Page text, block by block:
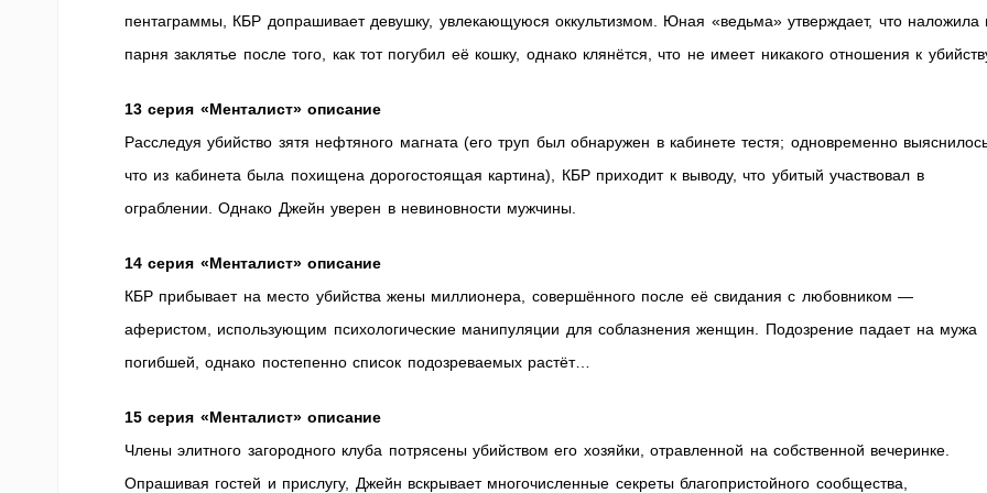
пентаграммы, КБР допрашивает девушку, увлекающуюся оккультизмом. Юная «ведьма» утверждает, что наложила
парня заклятье после того, как тот погубил её кошку, однако клянётся, что не имеет никакого отношения к
13 серия «Менталист» описание
Расследуя убийство зятя нефтяного магната (его труп был обнаружен в кабинете тестя; одновременно
что из кабинета была похищена дорогостоящая картина), КБР приходит к выводу, что убитый участвовал в
ограблении. Однако Джейн уверен в невиновности мужчины.
14 серия «Менталист» описание
КБР прибывает на место убийства жены миллионера, совершённого после её свидания с любовником —
аферистом, использующим психологические манипуляции для соблазнения женщин. Подозрение падает на мужа
погибшей, однако постепенно список подозреваемых растёт…
15 серия «Менталист» описание
Члены элитного загородного клуба потрясены убийством его хозяйки, отравленной на собственной вечеринке.
Опрашивая гостей и прислугу, Джейн вскрывает многочисленные секреты благопристойного сообщества,